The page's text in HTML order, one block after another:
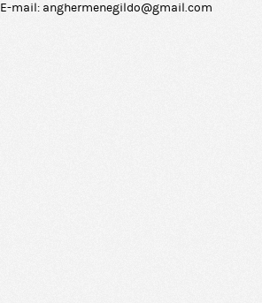
E-mail: anghermenegildo@gmail.com